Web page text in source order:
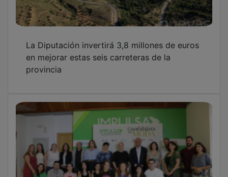
IV edición de 'Guadalajara Es Moda'